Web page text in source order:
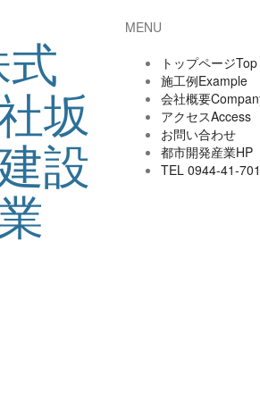
MENU
トップページTop
施工例Example
会社概要
アクセスAccess
お問い合わせ
都市開発産業HP
TEL 0944-41-